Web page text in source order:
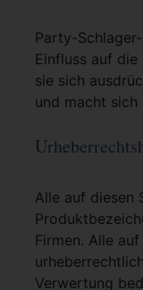
Party-
Einfluss auf
sie sich
und macht sich
Alle auf diesen
Firmen. Alle
Verwertung